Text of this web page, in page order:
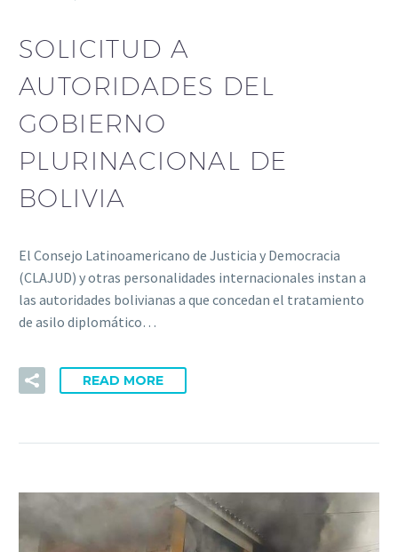
SOLICITUD A
AUTORIDADES DEL
GOBIERNO
PLURINACIONAL DE
BOLIVIA
El Consejo Latinoamericano de Justicia y Democracia
(CLAJUD) y otras personalidades internacionales instan a
las autoridades bolivianas a que concedan el tratamiento
de asilo diplomático…
READ MORE